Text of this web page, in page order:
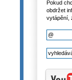
Pokud
obdržet
vytápění,